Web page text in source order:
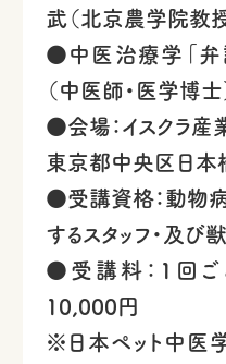
武（北京農学院教
●中医治療学「
（中医師・医学博士
●会場：イスクラ
東京都中央区日
●受講資格：動物
するスタッフ・及
●受講料：1回
10,000円
※日本ペット中医